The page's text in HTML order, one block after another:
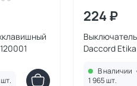
224 ₽
Daccord Etika
В наличии •
1 965 шт.